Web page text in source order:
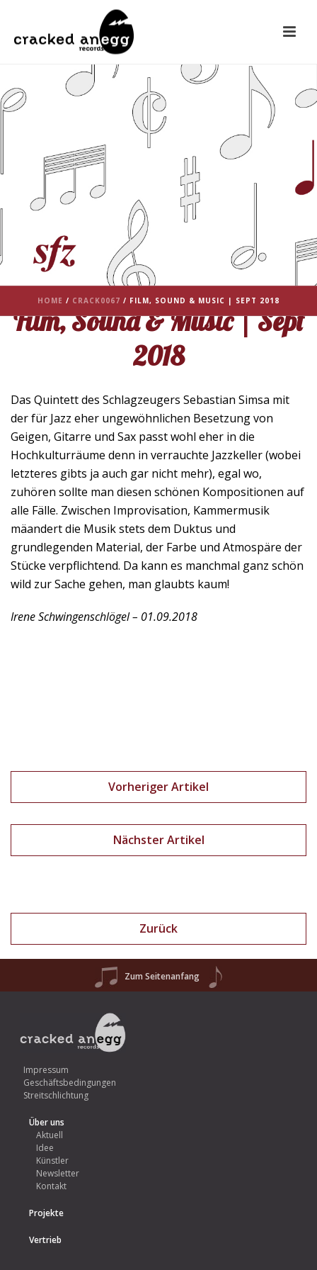
HOME / CRACK0067 / FILM, SOUND & MUSIC | SEPT 2018
Film, Sound & Music | Sept
2018
Das Quintett des Schlagzeugers Sebastian Simsa mit
der für Jazz eher ungewöhnlichen Besetzung von
Geigen, Gitarre und Sax passt wohl eher in die
Hochkulturräume denn in verrauchte Jazzkeller (wobei
letzteres gibts ja auch gar nicht mehr), egal wo,
zuhören sollte man diesen schönen Kompositionen auf
alle Fälle. Zwischen Improvisation, Kammermusik
mäandert die Musik stets dem Duktus und
grundlegenden Material, der Farbe und Atmospäre der
Stücke verpflichtend. Da kann es manchmal ganz schön
wild zur Sache gehen, man glaubts kaum!
Irene Schwingenschlögel – 01.09.2018
Vorheriger Artikel
Nächster Artikel
Zurück
Zum Seitenanfang
Impressum
Geschäftsbedingungen
Streitschlichtung
Über uns
Aktuell
Idee
Künstler
Newsletter
Kontakt
Projekte
Vertrieb